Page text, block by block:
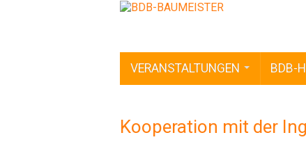
VERANSTALTUNGEN BDB-
Kooperation mit der